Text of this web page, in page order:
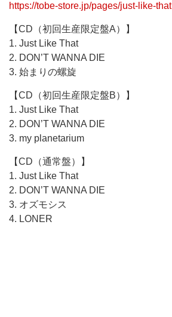
https://tobe-store.jp/pages/just-like-that
【CD（初回生産限定盤A）】
1. Just Like That
2. DON’T WANNA DIE
3. 始まりの螺旋
【CD（初回生産限定盤B）】
1. Just Like That
2. DON’T WANNA DIE
3. my planetarium
【CD（通常盤）】
1. Just Like That
2. DON’T WANNA DIE
3. オズモシス
4. LONER